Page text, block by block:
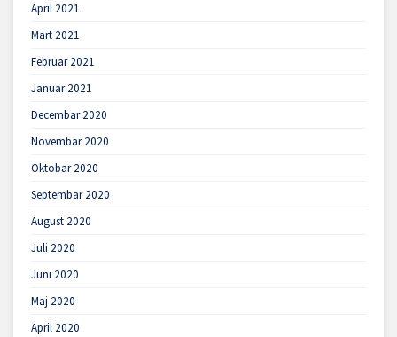
April 2021
Mart 2021
Februar 2021
Januar 2021
Decembar 2020
Novembar 2020
Oktobar 2020
Septembar 2020
August 2020
Juli 2020
Juni 2020
Maj 2020
April 2020